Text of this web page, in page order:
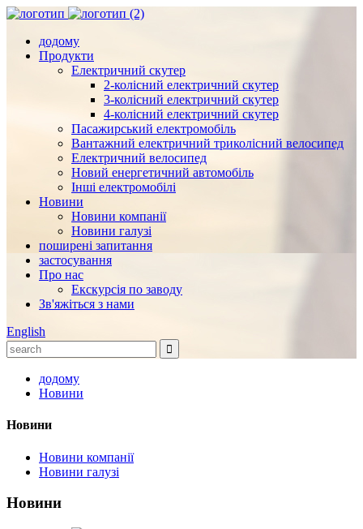
додому
Продукти
Електричний скутер
2-колісний електричний скутер
3-колісний електричний скутер
4-колісний електричний скутер
Пасажирський електромобіль
Вантажний електричний триколісний велосипед
Електричний велосипед
Новий енергетичний автомобіль
Інші електромобілі
Новини
Новини компанії
Новини галузі
поширені запитання
застосування
Про нас
Екскурсія по заводу
Зв'яжіться з нами
English
додому
Новини
Новини
Новини компанії
Новини галузі
Новини